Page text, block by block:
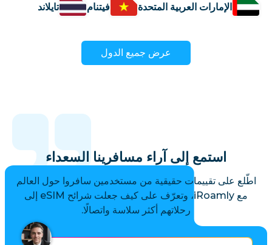
الإمارات العربية المتحدة
فيتنام تايلاند
عرض جميع الدول
استمع إلى آراء مسافرينا السعداء
اطّلع على تقييمات حقيقية من مستخدمين سافروا حول العالم
مع iRoamly، وتعرّف على كيف جعلت شرائح eSIM إلى
رحلاتهم أكثر سلاسة واتصالًا.